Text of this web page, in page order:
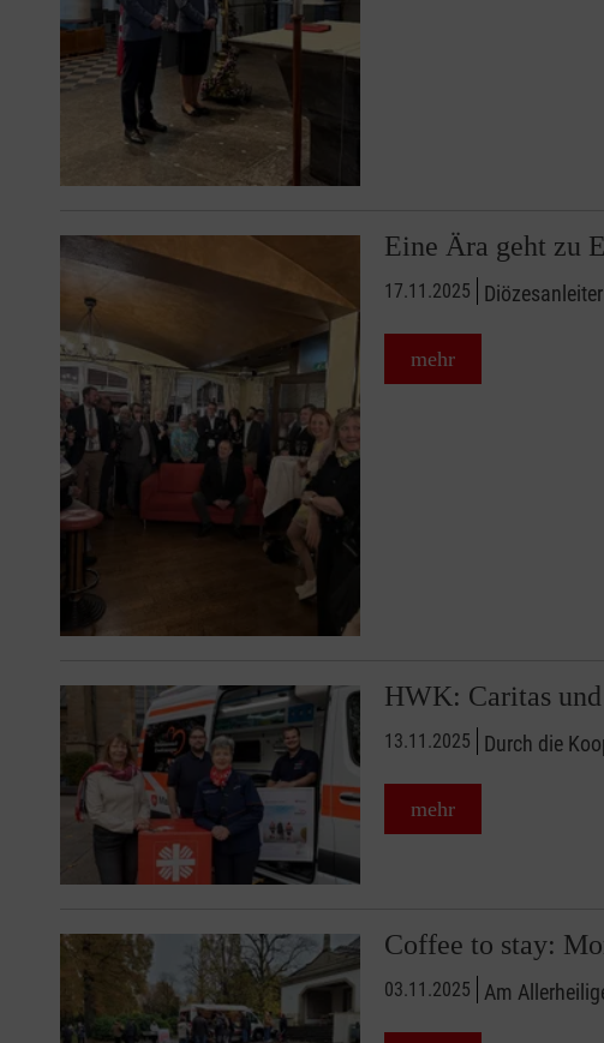
Eine Ära geht zu
17.11.2025
mehr
HWK: Caritas
13.11.2025 Durch die
mehr
Coffee to stay:
03.11.2025 Am